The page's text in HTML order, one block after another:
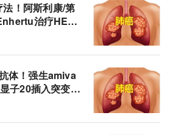
Enhertu ADC
VX-880
JNJ-6372
！阿斯利康/第
治疗HER2
体！强生amiva
子20插入突变肺